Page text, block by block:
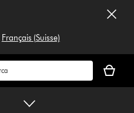
Français (Suisse)
carrello
è